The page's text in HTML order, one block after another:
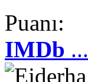
Puanı:
IMDb ...